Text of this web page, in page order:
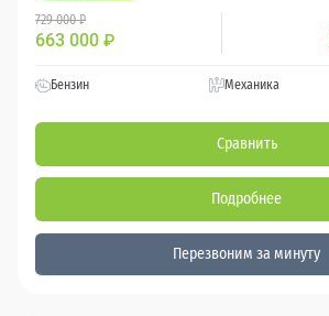
729 000 ₽
663 000 ₽
Бензин Механика
Сравнить
Подробнее
Перезвоним за минуту